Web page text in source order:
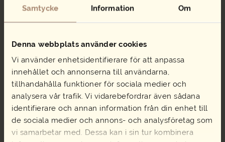
Samtycke Information Om
Denna webbplats använder cookies
Vi använder enhetsidentifierare för att anpassa
innehållet och annonserna till användarna,
tillhandahålla funktioner för sociala medier och
analysera vår trafik. Vi vidarebefordrar även sådana
identifierare och annan information från din enhet till
de sociala medier och annons- och analysföretag som
vi samarbetar med. Dessa kan i sin tur kombinera
SE VÅR FRUKOST
Ska ni ha konferens eller möte och önskar bjuda på en god
lunch?